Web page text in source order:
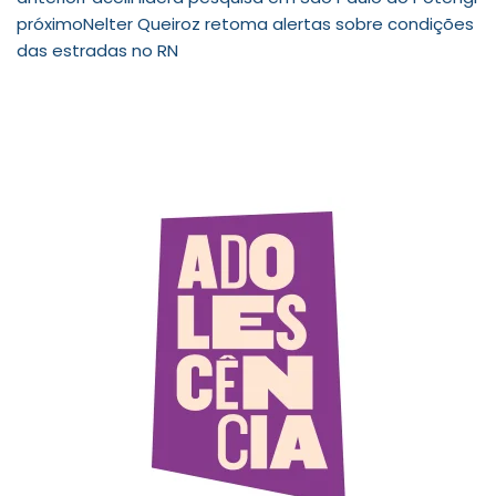
próximoNelter Queiroz retoma alertas sobre condições
das estradas no RN